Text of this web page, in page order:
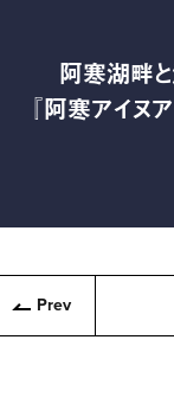
阿寒湖畔と
『阿寒アイヌ
Prev